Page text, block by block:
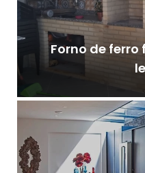
Forno de